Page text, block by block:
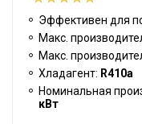
Эффективен для
Макс.
Макс.
Хладагент: R410a
Номинальная
кВт